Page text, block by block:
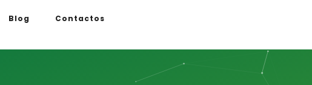
Blog Contactos